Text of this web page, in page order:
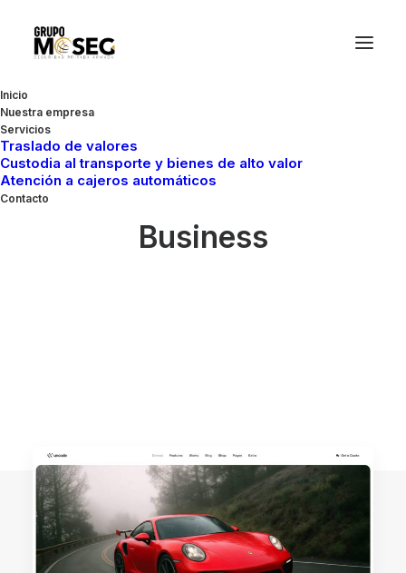
Inicio
Nuestra empresa
Servicios
Traslado de valores
Custodia al transporte y bienes de alto valor
Atención a cajeros automáticos
Contacto
Business